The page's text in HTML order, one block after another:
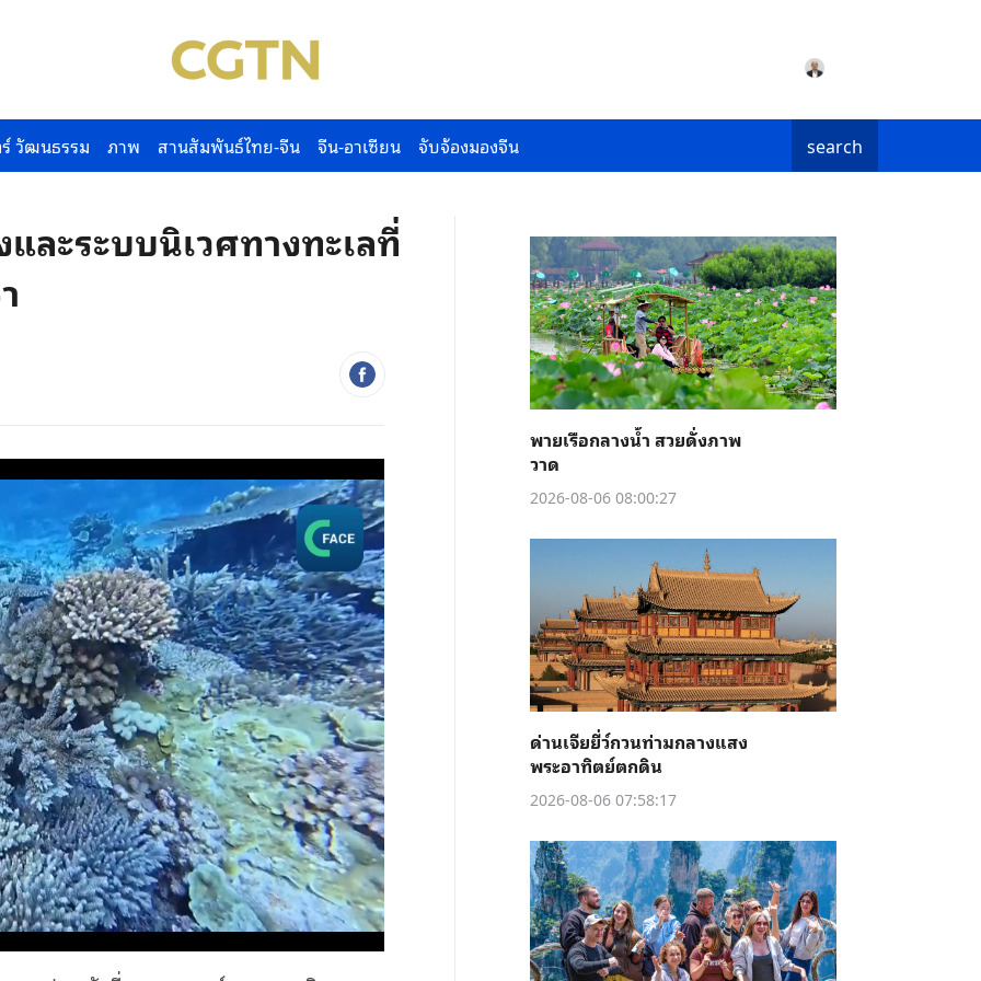
วัฒนธรรม ภาพ สานสัมพันธ์ไทย-จีน จีน-อาเซียน จับจ้องมองจีน search
ละระบบนิเวศทางทะเลที่
พายเรือกลางน้ำ สวยดั่งภาพ
วาด
2026-08-06 08:00:27
ด่านเจียยี่ว์กวนท่ามกลางแสง
พระอาทิตย์ตกดิน
2026-08-06 07:58:17